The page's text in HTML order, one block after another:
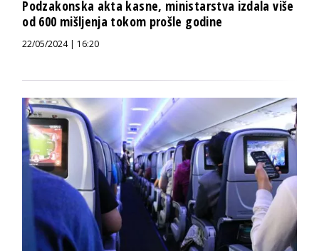
Podzakonska akta kasne, ministarstva izdala više
od 600 mišljenja tokom prošle godine
22/05/2024 | 16:20